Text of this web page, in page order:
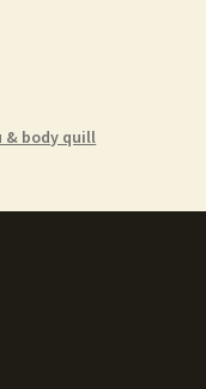
& body quill